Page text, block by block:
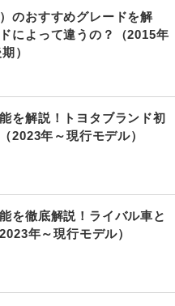
のおすすめグレードを解
によって違うの？（2015年
）
を解説！トヨタブランド初
2023年～現行モデル）
を徹底解説！ライバル車と
年～現行モデル）